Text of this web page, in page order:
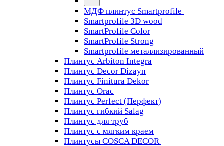
МДФ плинтус Smartprofile
Smartprofile 3D wood
SmartProfile Color
SmartProfile Strong
Smartprofile металлизированный
Плинтус Arbiton Integra
Плинтус Decor Dizayn
Плинтус Finitura Dekor
Плинтус Orac
Плинтус Perfect (Перфект)
Плинтус гибкий Salag
Плинтус для труб
Плинтус с мягким краем
Плинтусы COSCA DECOR